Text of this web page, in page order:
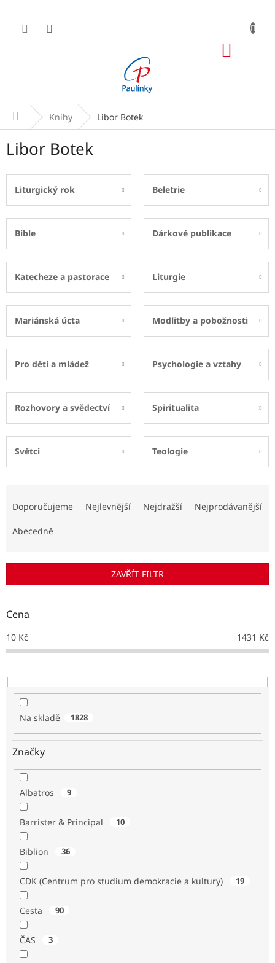
obsah
Domů Knihy Libor Botek
Libor Botek
Liturgický rok Beletrie
Bible Dárkové publikace
Katecheze a pastorace Liturgie
Mariánská úcta Modlitby a pobožnosti
Pro děti a mládež Psychologie a vztahy
Rozhovory a svědectví Spiritualita
Světci Teologie
r
d
k
t
Doporučujeme Nejlevnější Nejdražší Nejprodávanější
Abecedně
ZAVŘÍT FILTR
Cena
10 Kč 1431 Kč
Na skladě 1828
Značky
Albatros 9
Barrister & Principal 10
Biblion 36
CDK (Centrum pro studium demokracie a kultury) 19
Cesta 90
ČAS 3